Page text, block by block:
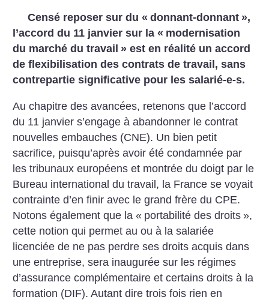
Censé reposer sur du « donnant-donnant »,
l’accord du 11 janvier sur la « modernisation
du marché du travail » est en réalité un accord
de flexibilisation des contrats de travail, sans
contrepartie significative pour les salarié-e-s.
Au chapitre des avancées, retenons que l’accord
du 11 janvier s’engage à abandonner le contrat
nouvelles embauches (CNE). Un bien petit
sacrifice, puisqu’après avoir été condamnée par
les tribunaux européens et montrée du doigt par le
Bureau international du travail, la France se voyait
contrainte d’en finir avec le grand frère du CPE.
Notons également que la « portabilité des droits »,
cette notion qui permet au ou à la salariée
licenciée de ne pas perdre ses droits acquis dans
une entreprise, sera inaugurée sur les régimes
d’assurance complémentaire et certains droits à la
formation (DIF). Autant dire trois fois rien en